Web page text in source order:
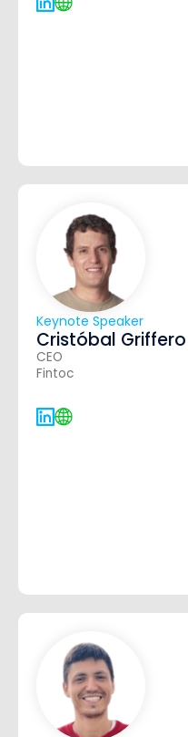
Keynote Speaker
Cristóbal Griffero
CEO
Fintoc